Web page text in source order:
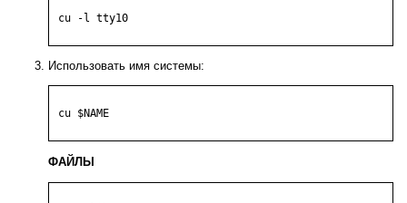
cu -l tty10
Использовать имя системы:
cu $NAME
ФАЙЛЫ